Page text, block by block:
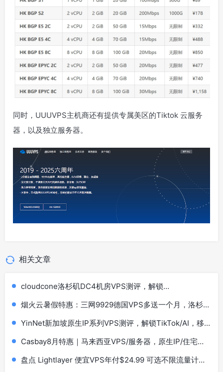
同时，UUUVPS主机商还有提供专属美区的Tiktok 云服务
器，以及独立服务器。
相关文章
cloudcone洛杉矶DC4机房VPS测评，解锁
烟火云暑假特惠：三网9929德国VPS多送一个月，洛杉
YinNet新加坡原生IP系列VPS测评，解锁TikTok/AI，移
Casbay8月特惠｜马来西亚VPS/服务器，原生IP/住宅
盘点 Lightlayer 便宜VPS年付$24.99 可选不限流量计划